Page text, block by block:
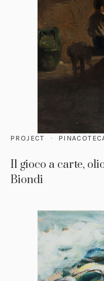
PROJECT
Il gioco a carte,
Biondi